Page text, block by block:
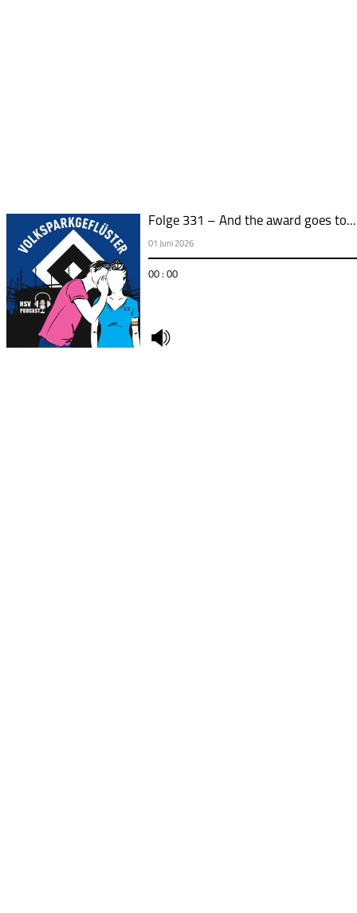
Folge 331 – And the award goes to...
01 Juni 2026
00 : 00